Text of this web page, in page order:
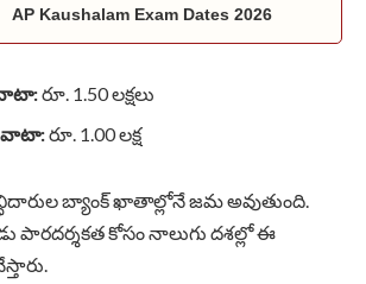
AP Kaushalam Exam Dates 2026
వాటా:రూ. 1.50 లక్షలు
వాటా:రూ. 1.00 లక్ష
బ్యాంక్ ఖాతాల్లోనే జమ అవుతుంది.
పారదర్శకత కోసం నాలుగు దశల్లో ఈ